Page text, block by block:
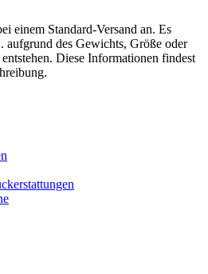
einem Standard-Versand an. Es
aufgrund des Gewichts, Größe oder
Diese Informationen findest